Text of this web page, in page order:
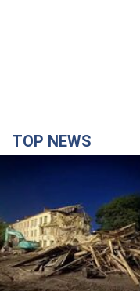
"московського
Яка реакція Кличка на
Армія Росії
горіла історична
Фото та відео
Для терору ворог